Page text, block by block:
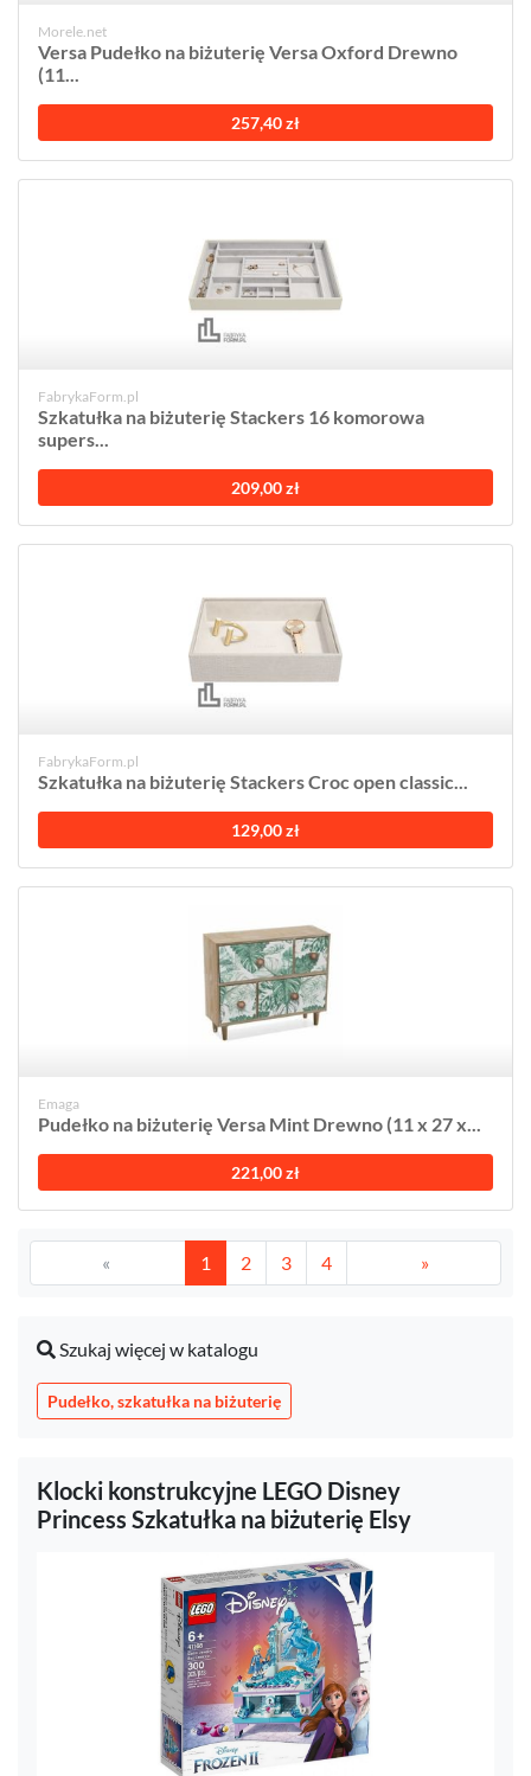
Morele.net
Versa Pudełko na biżuterię Versa Oxford Drewno
(11...
257,40 zł
FabrykaForm.pl
Szkatułka na biżuterię Stackers 16 komorowa
supers...
209,00 zł
FabrykaForm.pl
Szkatułka na biżuterię Stackers Croc open classic...
129,00 zł
Emaga
Pudełko na biżuterię Versa Mint Drewno (11 x 27 x...
221,00 zł
« 1 2 3 4 »
Szukaj więcej w katalogu
Pudełko, szkatułka na biżuterię
Klocki konstrukcyjne LEGO Disney
Princess Szkatułka na biżuterię Elsy